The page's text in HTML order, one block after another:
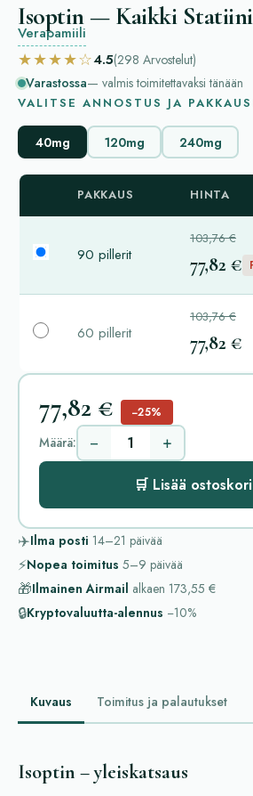
Isoptin — Kaikki
Verapamiili
★★★★☆4.5(298 Arvostelut)
Varastossa— valmis toimitettavaksi tänään
VALITSE ANNOSTUS JA
40mg 120mg 240mg
PAKKAUS HINTA
90 pillerit
103,76 €
77,82 €
60 pillerit
103,76 €
77,82 €
77,82 € −25%
Määrä: − +
🛒 Lisää
✈️Ilma posti 14–21 päivää
⚡Nopea toimitus 5–9 päivää
🎁Ilmainen Airmail alkaen 173,55 €
🔒Kryptovaluutta-alennus −10%
Kuvaus Toimitus ja palautukset
Isoptin – yleiskatsaus